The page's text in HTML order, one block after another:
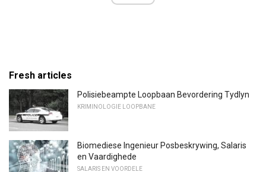
Fresh articles
Polisiebeampte Loopbaan Bevordering Tydlyn
KRIMINOLOGIE LOOPBANE
Biomediese Ingenieur Posbeskrywing, Salaris
en Vaardighede
SALARIS EN VOORDELE